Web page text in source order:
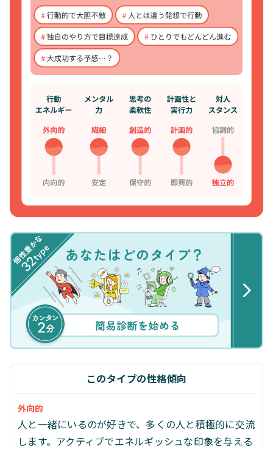
このタイプの性格傾向
外向的
人と一緒にいるのが好きで、多くの人と積極的に交流
します。アクティブでエネルギッシュな印象を与える